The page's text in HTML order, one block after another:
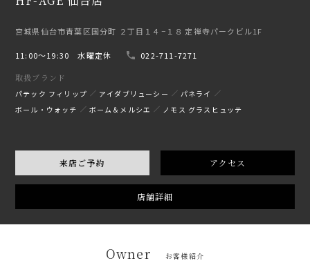
宮城県仙台市青葉区国分町 ２丁目１４−１８ 定禅寺パークビル1F
11:00〜19:30 水曜定休
022-711-7271
取扱ブランド
パテック フィリップ アイダブリューシー
パネライ
ボール・ウォッチ
ボーム＆メルシエ ノモス グラスヒュッテ
来店ご予約 アクセス
店舗詳細
Owner お客様紹介